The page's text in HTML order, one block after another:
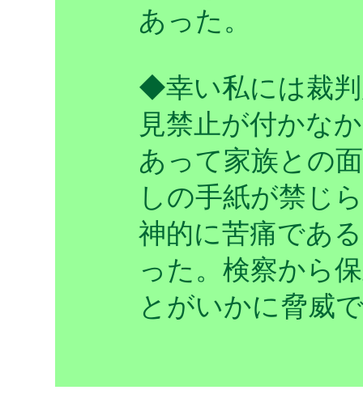
あった。
◆幸い私には裁
見禁止が付かな
あって家族との
しの手紙が禁じ
神的に苦痛であ
った。検察から
とがいかに脅威